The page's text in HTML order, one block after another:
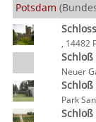
Potsdam
, 14482
Neuer
Park
Schloß